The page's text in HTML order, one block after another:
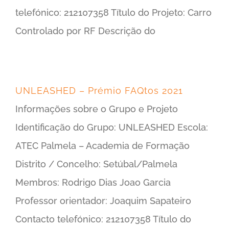
telefónico: 212107358 Título do Projeto: Carro
Controlado por RF Descrição do
UNLEASHED – Prémio FAQtos 2021
Informações sobre o Grupo e Projeto
Identificação do Grupo: UNLEASHED Escola:
ATEC Palmela – Academia de Formação
Distrito / Concelho: Setúbal/Palmela
Membros: Rodrigo Dias Joao Garcia
Professor orientador: Joaquim Sapateiro
Contacto telefónico: 212107358 Título do